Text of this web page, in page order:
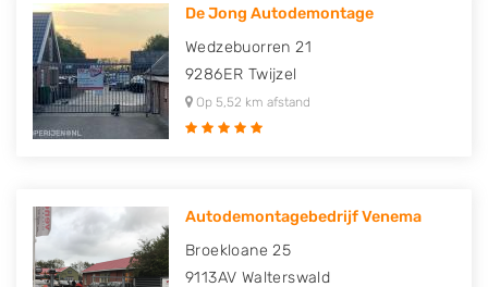
De Jong Autodemontage
Wedzebuorren 21
9286ER Twijzel
Op 5,52 km afstand
Autodemontagebedrijf Venema
Broekloane 25
9113AV Walterswald